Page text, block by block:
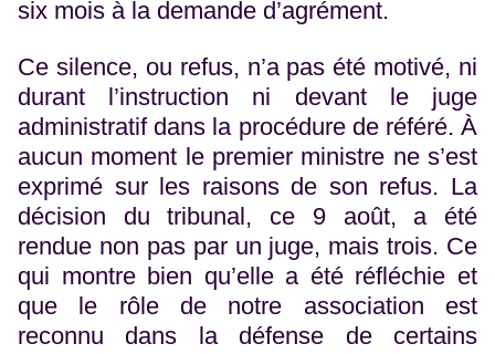
six mois à la demande d’agrément.
Ce silence, ou refus, n’a pas été motivé, ni
durant l’instruction ni devant le juge
administratif dans la procédure de référé. À
aucun moment le premier ministre ne s’est
exprimé sur les raisons de son refus. La
décision du tribunal, ce 9 août, a été
rendue non pas par un juge, mais trois. Ce
qui montre bien qu’elle a été réfléchie et
que le rôle de notre association est
reconnu dans la défense de certains